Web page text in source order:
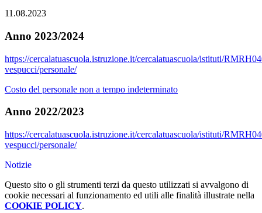
11.08.2023
Anno 2023/2024
https://cercalatuascuola.istruzione.it/cercalatuascuola/istituti/
vespucci/personale/
Costo del personale non a tempo indeterminato
Anno 2022/2023
https://cercalatuascuola.istruzione.it/cercalatuascuola/istituti/
vespucci/personale/
Notizie
Questo sito o gli strumenti terzi da questo utilizzati si avvalgono di
cookie necessari al funzionamento ed utili alle finalità illustrate nella
COOKIE POLICY.